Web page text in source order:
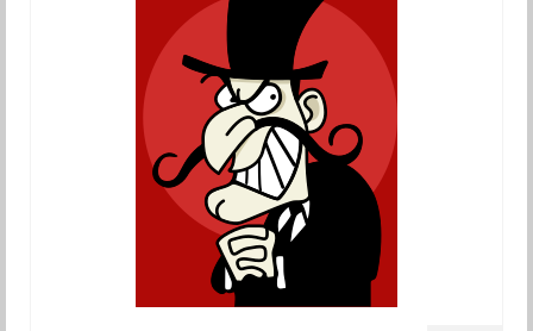
Casos de éxito
Aprendizaje
Autoestima